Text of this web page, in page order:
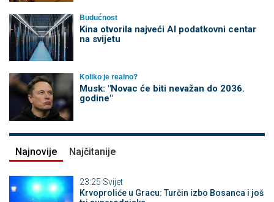
Budućnost
Kina otvorila najveći AI podatkovni centar
na svijetu
Koliko je realno?
Musk: "Novac će biti nevažan do 2036.
godine"
Najnovije Najčitanije
23:25 Svijet
Krvoproliće u Gracu: Turčin izbo Bosanca i još